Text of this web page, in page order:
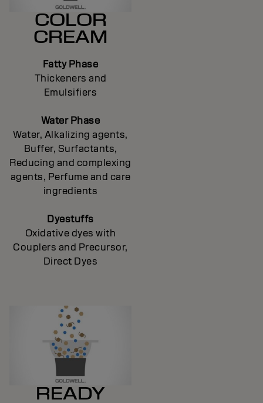
COLOR
CREAM
Fatty Phase
Thickeners and
Emulsifiers
Water Phase
Water, Alkalizing agents,
Buffer, Surfactants,
Reducing and complexing
agents, Perfume and care
ingredients
Dyestuffs
Oxidative dyes with
Couplers and Precursor,
Direct Dyes
READY